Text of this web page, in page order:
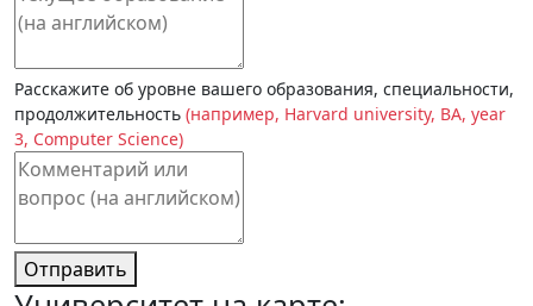
Расскажите об уровне вашего образования, специальности,
продолжительность (например, Harvard university, BA, year
3, Computer Science)
Отправить